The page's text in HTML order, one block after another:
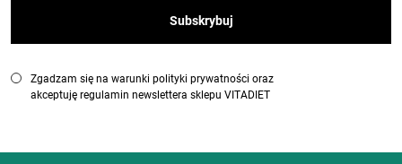
Zgadzam się na warunki polityki prywatności oraz
akceptuję regulamin newslettera sklepu VITADIET